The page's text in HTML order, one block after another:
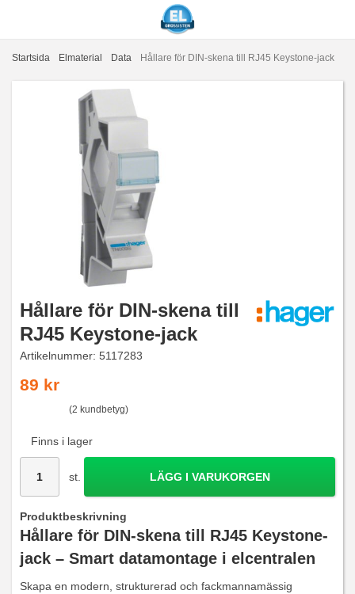
Startsida Elmaterial Data Hållare för DIN-skena till RJ45 Keystone-jack
Hållare för DIN-skena till
RJ45 Keystone-jack
Artikelnummer: 5117283
89 kr
(2 kundbetyg)
Finns i lager
st. LÄGG I VARUKORGEN
Produktbeskrivning
Hållare för DIN-skena till RJ45 Keystone-
jack – Smart datamontage i elcentralen
Skapa en modern, strukturerad och fackmannamässig